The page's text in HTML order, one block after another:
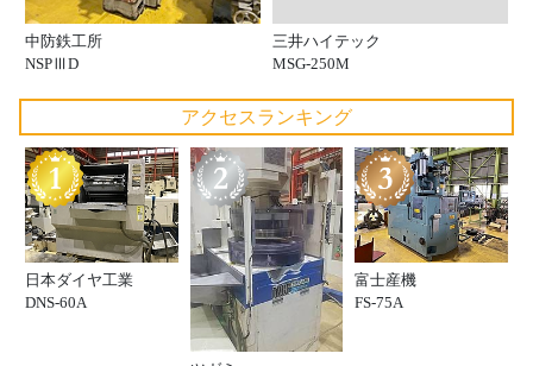
中防鉄工所
NSPⅢD
三井ハイテック
MSG-250M
アクセスランキング
日本ダイヤ工業
DNS-60A
富士産機
FS-75A